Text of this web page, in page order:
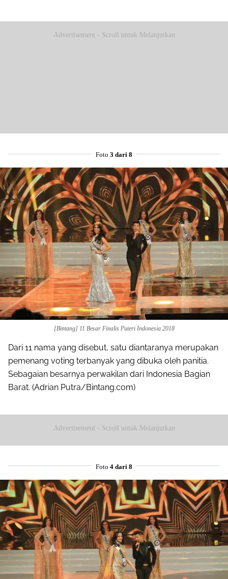
Advertisement - Scroll untuk Melanjutkan
Foto 3 dari 8
[Bintang] 11 Besar Finalis Puteri Indonesia 2018
Dari 11 nama yang disebut, satu diantaranya merupakan
pemenang voting terbanyak yang dibuka oleh panitia.
Sebagaian besarnya perwakilan dari Indonesia Bagian
Barat. (Adrian Putra/Bintang.com)
Advertisement - Scroll untuk Melanjutkan
Foto 4 dari 8